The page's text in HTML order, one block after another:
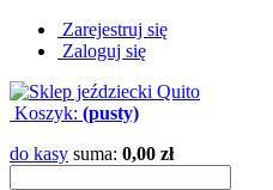
Zarejestruj się
Zaloguj się
Koszyk: (pusty)
do kasy suma: 0,00 zł